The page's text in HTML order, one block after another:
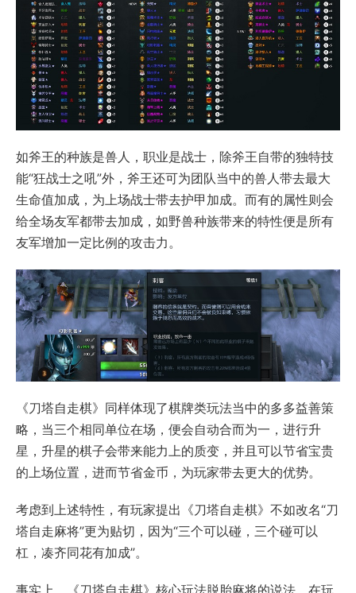
如斧王的种族是兽人，职业是战士，除斧王自带的独特技
能“狂战士之吼”外，斧王还可为团队当中的兽人带去最大
生命值加成，为上场战士带去护甲加成。而有的属性则会
给全场友军都带去加成，如野兽种族带来的特性便是所有
友军增加一定比例的攻击力。
《刀塔自走棋》同样体现了棋牌类玩法当中的多多益善策
略，当三个相同单位在场，便会自动合而为一，进行升
星，升星的棋子会带来能力上的质变，并且可以节省宝贵
的上场位置，进而节省金币，为玩家带去更大的优势。
考虑到上述特性，有玩家提出《刀塔自走棋》不如改名“刀
塔自走麻将”更为贴切，因为“三个可以碰，三个碰可以
杠，凑齐同花有加成”。